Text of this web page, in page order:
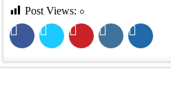
Post Views: ০